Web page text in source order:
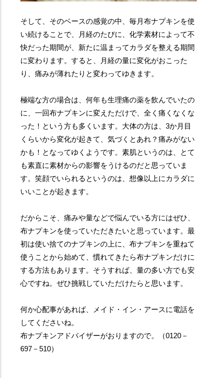
そして、そのベースの感覚の中、毎月布ナプキンを使
い続けることで、月経のたびに、化学素材によって不
快だった期間が、新たに温まってカラダを整える期間
に変わります。すると、月経の量に変化がおこった
り、痛みが薄れたりと変わってゆきます。
極端な方の場合は、何年も生理痛の薬を飲んでいたの
に、一回布ナプキンに変えただけで、全く痛くなくな
った！という方も多くいます。大体の方は、3か月目
くらいから変化が起きて、気づくとあれ？痛みがない
かも！となってゆくようです。素肌というのは、とて
も素直に素材からの影響をうけるのだと思っていま
す。笑顔でいられるというのは、想像以上にカラダに
いいことが起きます。
だからこそ、痛みや量などで悩んでいる方にはぜひ、
布ナプキンを使っていただきたいと思っています。最
初は使い捨てのナプキンの上に、布ナプキンを重ねて
使うことから始めて、慣れてきたら布ナプキンだけに
する方法もあります。そうすれば、量の多い方でも安
心ですね。ぜひ挑戦していただけたらと思います。
何か心配事があれば、メイド・イン・アースに電話を
してくださいね。
布ナプキンアドバイザーがおりますので。（0120－
697－510）